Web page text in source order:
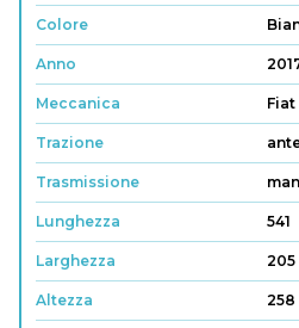
Colore
Anno
Meccanica
Trazione
Trasmissione
Lunghezza 541
Larghezza 205
Altezza 258